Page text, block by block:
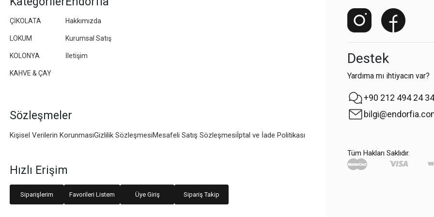
ÇİKOLATA
LOKUM
KOLONYA
KAHVE & ÇAY
Hakkımızda
Kurumsal Satış
İletişim
Sözleşmeler
Kişisel Verilerin KorunmasıGizlilik SözleşmesiMesafeli Satış Sözleşmesiİptal ve İade Politikası
Hızlı Erişim
Siparişlerim Favorileri Listem Üye Giriş Sipariş Takip
Destek
Yardıma mı ihtiyacın var?
+90 212 494 24 34
Tüm Hakları Saklıdır.